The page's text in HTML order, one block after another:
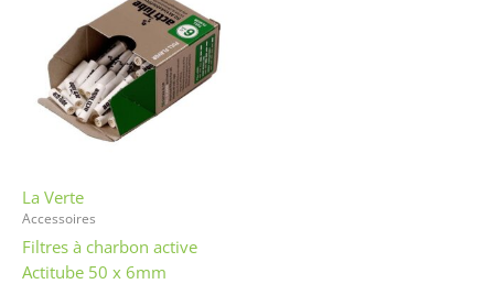
La Verte
Accessoires
Filtres à charbon active
Actitube 50 x 6mm